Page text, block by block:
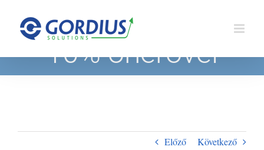
Rezsinullázás
10% önerővel
Előző Következő